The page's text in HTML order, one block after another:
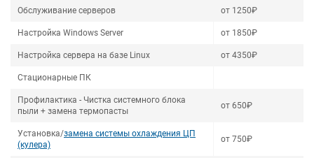
Обслуживание серверов от 1250₽
Настройка Windows Server от 1850₽
Настройка сервера на базе Linux от 4350₽
Стационарные ПК
Профилактика - Чистка системного блока
пыли + замена термопасты
от 650₽
Установка/замена системы охлаждения ЦП
(кулера)
от 750₽